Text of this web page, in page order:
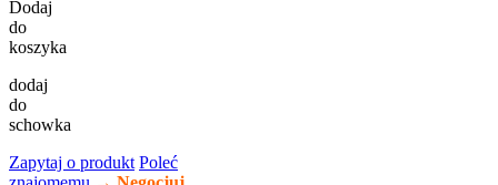
Dodaj
do
koszyka
dodaj
do
schowka
Zapytaj o produkt Poleć